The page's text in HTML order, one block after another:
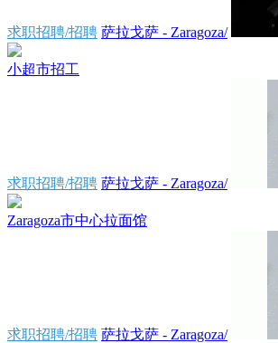
求职招聘/招聘 萨拉戈萨 - Zaragoza/
小超市招工
求职招聘/招聘 萨拉戈萨 - Zaragoza/
Zaragoza市中心拉面馆
求职招聘/招聘 萨拉戈萨 - Zaragoza/